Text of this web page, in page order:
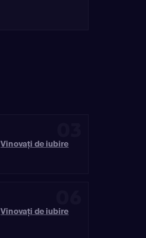
Vinovaţi de iubire
Vinovaţi de iubire